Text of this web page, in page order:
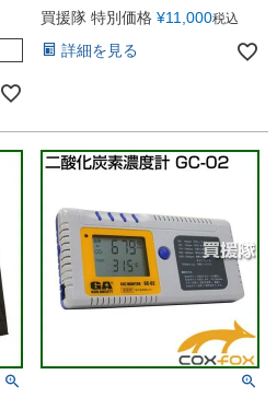
買援隊 特別価格 ¥11,000税込
詳細を見る